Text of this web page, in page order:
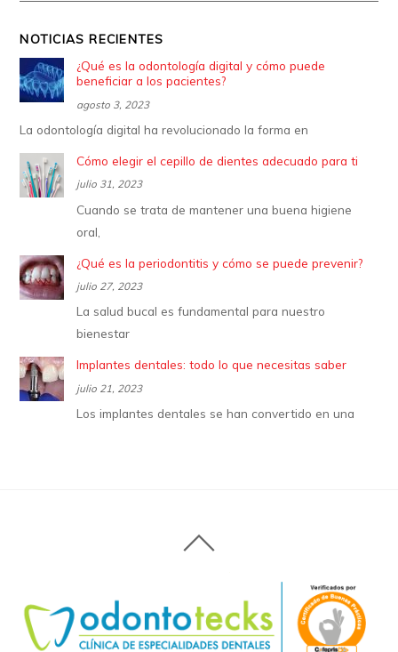
NOTICIAS RECIENTES
¿Qué es la odontología digital y cómo puede
beneficiar a los pacientes?
agosto 3, 2023
La odontología digital ha revolucionado la forma en
Cómo elegir el cepillo de dientes adecuado para ti
julio 31, 2023
Cuando se trata de mantener una buena higiene
oral,
¿Qué es la periodontitis y cómo se puede prevenir?
julio 27, 2023
La salud bucal es fundamental para nuestro
bienestar
Implantes dentales: todo lo que necesitas saber
julio 21, 2023
Los implantes dentales se han convertido en una